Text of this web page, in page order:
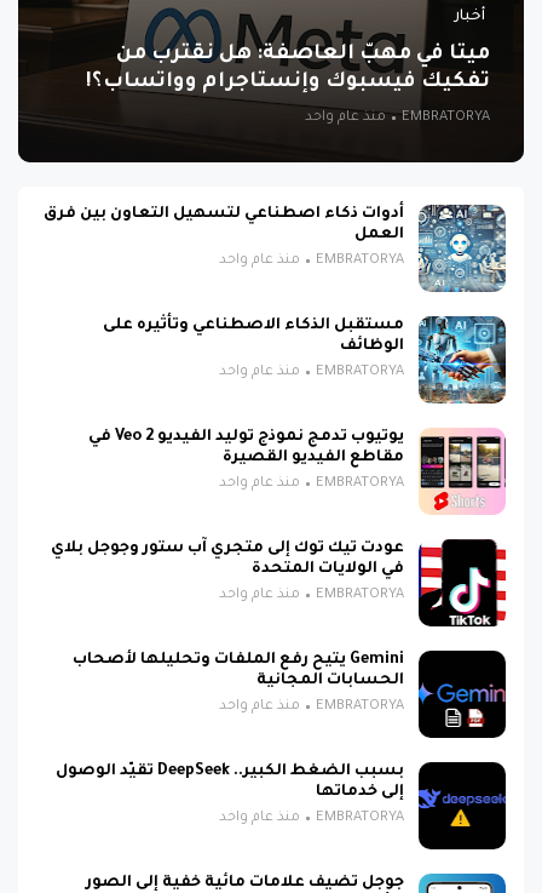
أخبار
ميتا في مهبّ العاصفة: هل نقترب من
تفكيك فيسبوك وإنستاجرام وواتساب؟!
EMBRATORYA منذ عام واحد
أدوات ذكاء اصطناعي لتسهيل التعاون بين فرق
العمل
EMBRATORYA منذ عام واحد
مستقبل الذكاء الاصطناعي وتأثيره على
الوظائف
EMBRATORYA منذ عام واحد
يوتيوب تدمج نموذج توليد الفيديو Veo 2 في
مقاطع الفيديو القصيرة
EMBRATORYA منذ عام واحد
عودت تيك توك إلى متجري آب ستور وجوجل بلاي
في الولايات المتحدة
EMBRATORYA منذ عام واحد
Gemini يتيح رفع الملفات وتحليلها لأصحاب
الحسابات المجانية
EMBRATORYA منذ عام واحد
بسبب الضغط الكبير.. DeepSeek تقيّد الوصول
إلى خدماتها
EMBRATORYA منذ عام واحد
جوجل تضيف علامات مائية خفية إلى الصور